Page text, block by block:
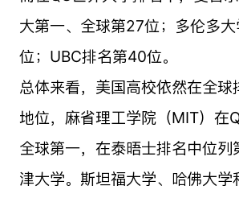
大第一、全球第27位；多伦多
位；UBC排名第40位。
总体来看，美国高校依然在全球
地位，麻省理工学院（MIT）在
全球第一，在泰晤士排名中位列
津大学。斯坦福大学、哈佛大学